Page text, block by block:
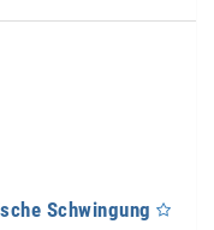
Schwingung